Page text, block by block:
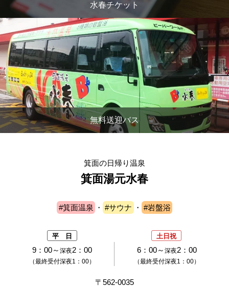
水春チケット
無料送迎バス
箕面の日帰り温泉
箕面湯元水春
#箕面温泉 ・ #サウナ ・ #岩盤浴
平 日 土日祝
9：00～ 深夜2：00
（最終受付深夜1：00）
6：00～ 深夜2：00
（最終受付深夜1：00）
〒562-0035